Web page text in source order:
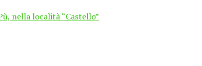
nella località “Castello”